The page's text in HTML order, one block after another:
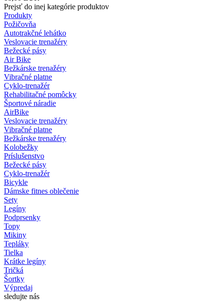
Prejsť do inej kategórie produktov
Produkty
Požičovňa
Autotrakčné lehátko
Veslovacie trenažéry
Bežecké pásy
Air Bike
Bežkárske trenažéry
Vibračné platne
Cyklo-trenažér
Rehabilitačné pomôcky
Športové náradie
AirBike
Veslovacie trenažéry
Vibračné platne
Bežkárske trenažéry
Kolobežky
Príslušenstvo
Bežecké pásy
Cyklo-trenažér
Bicykle
Dámske fitnes oblečenie
Sety
Legíny
Podprsenky
Topy
Mikiny
Tepláky
Tielka
Krátke legíny
Tričká
Šortky
Výpredaj
sledujte nás